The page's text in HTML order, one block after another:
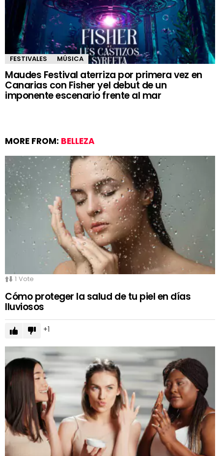
FESTIVALES MÚSICA
Maudes Festival aterriza por primera vez en
Canarias con Fisher yel debut de un
imponente escenario frente al mar
MORE FROM: BELLEZA
1 Vote
Cómo proteger la salud de tu piel en días
lluviosos
1